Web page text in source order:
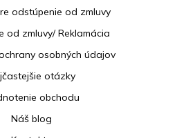
odstúpenie od zmluvy
od zmluvy/ Reklamácia
osobných údajov
otázky
obchodu
Náš blog